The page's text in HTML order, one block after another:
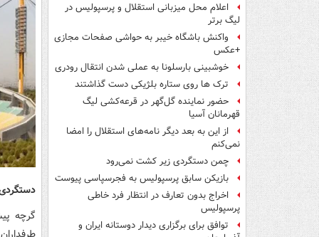
اعلام محل میزبانی استقلال و پرسپولیس در
لیگ برتر
واکنش باشگاه خیبر به حواشی صفحات مجازی
+عکس
خوشبینی بارسلونا به عملی شدن انتقال رودری
ترک ها روی ستاره بلژیکی دست گذاشتند
حضور نماینده گل‌گهر در قرعه‌کشی لیگ
قهرمانان آسیا
از این به بعد دیگر نامه‌های استقلال را امضا
نمی‌کنم
چمن دستگردی زیر کشت نمی‌رود
بازیکن سابق پرسپولیس به فجرسپاسی پیوست
اخراج بدون تعارف در انتظار فرد خاطی
پرسپولیس
توافق برای برگزاری دیدار دوستانه ایران و
گرچه